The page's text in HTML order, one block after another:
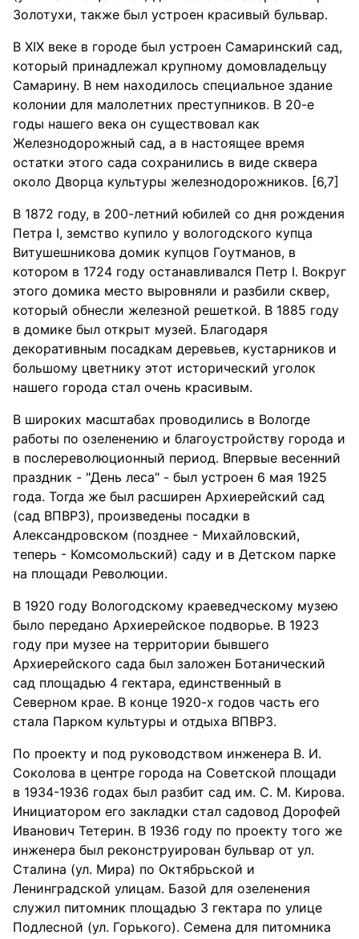
Золотухи, также был устроен красивый бульвар.
В XIX веке в городе был устроен Самаринский сад,
который принадлежал крупному домовладельцу
Самарину. В нем находилось специальное здание
колонии для малолетних преступников. В 20-е
годы нашего века он существовал как
Железнодорожный сад, а в настоящее время
остатки этого сада сохранились в виде сквера
около Дворца культуры железнодорожников. [6,7]
В 1872 году, в 200-летний юбилей со дня рождения
Петра I, земство купило у вологодского купца
Витушешникова домик купцов Гоутманов, в
котором в 1724 году останавливался Петр I. Вокруг
этого домика место выровняли и разбили сквер,
который обнесли железной решеткой. В 1885 году
в домике был открыт музей. Благодаря
декоративным посадкам деревьев, кустарников и
большому цветнику этот исторический уголок
нашего города стал очень красивым.
В широких масштабах проводились в Вологде
работы по озеленению и благоустройству города и
в послереволюционный период. Впервые весенний
праздник - "День леса" - был устроен 6 мая 1925
года. Тогда же был расширен Архиерейский сад
(сад ВПВРЗ), произведены посадки в
Александровском (позднее - Михайловский,
теперь - Комсомольский) саду и в Детском парке
на площади Революции.
В 1920 году Вологодскому краеведческому музею
было передано Архиерейское подворье. В 1923
году при музее на территории бывшего
Архиерейского сада был заложен Ботанический
сад площадью 4 гектара, единственный в
Северном крае. В конце 1920-х годов часть его
стала Парком культуры и отдыха ВПВРЗ.
По проекту и под руководством инженера В. И.
Соколова в центре города на Советской площади
в 1934-1936 годах был разбит сад им. С. М. Кирова.
Инициатором его закладки стал садовод Дорофей
Иванович Тетерин. В 1936 году по проекту того же
инженера был реконструирован бульвар от ул.
Сталина (ул. Мира) по Октябрьской и
Ленинградской улицам. Базой для озеленения
служил питомник площадью 3 гектара по улице
Подлесной (ул. Горького). Семена для питомника